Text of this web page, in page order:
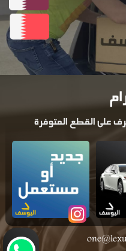
على القطع المتوفرة